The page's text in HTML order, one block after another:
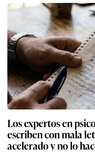
Los expertos en
escriben con mala
acelerado y no lo